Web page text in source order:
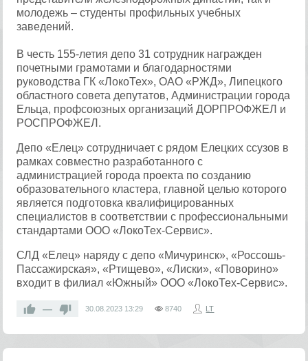
молодежь – студенты профильных учебных
заведений.
В честь 155-летия депо 31 сотрудник награжден
почетными грамотами и благодарностями
руководства ГК «ЛокоТех», ОАО «РЖД», Липецкого
областного совета депутатов, Администрации города
Ельца, профсоюзных организаций ДОРПРОФЖЕЛ и
РОСПРОФЖЕЛ.
Депо «Елец» сотрудничает с рядом Елецких ссузов в
рамках совместно разработанного с
администрацией города проекта по созданию
образовательного кластера, главной целью которого
является подготовка квалифицированных
специалистов в соответствии с профессиональными
стандартами ООО «ЛокоТех-Сервис».
СЛД «Елец» наряду с депо «Мичуринск», «Россошь-
Пассажирская», «Ртищево», «Лиски», «Поворино»
входит в филиал «Южный» ООО «ЛокоТех-Сервис».
— 30.08.2023 13:29 8740 LT